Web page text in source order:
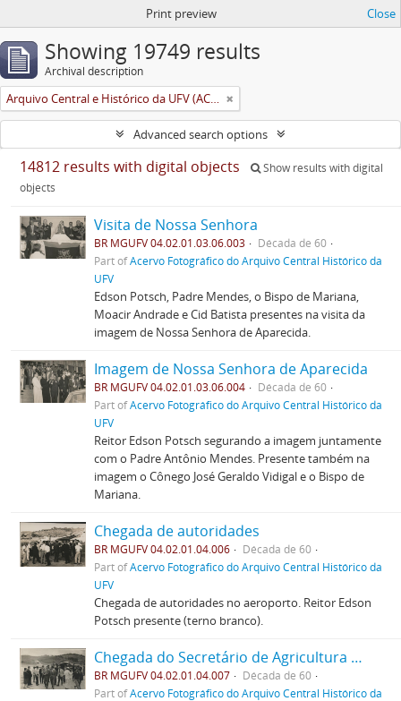
Print preview Close
Showing 19749 results
Archival description
Arquivo Central e Histórico da UFV (ACH-UFV)
Advanced search options
14812 results with digital objects
Show results with digital
objects
Visita de Nossa Senhora
BR MGUFV 04.02.01.03.06.003
Década de 60
Part ofAcervo Fotográfico do Arquivo Central Histórico da
UFV
Edson Potsch, Padre Mendes, o Bispo de Mariana,
Moacir Andrade e Cid Batista presentes na visita da
imagem de Nossa Senhora de Aparecida.
Imagem de Nossa Senhora de Aparecida
BR MGUFV 04.02.01.03.06.004
Década de 60
Part ofAcervo Fotográfico do Arquivo Central Histórico da
UFV
Reitor Edson Potsch segurando a imagem juntamente
com o Padre Antônio Mendes. Presente também na
imagem o Cônego José Geraldo Vidigal e o Bispo de
Mariana.
Chegada de autoridades
BR MGUFV 04.02.01.04.006
Década de 60
Part ofAcervo Fotográfico do Arquivo Central Histórico da
UFV
Chegada de autoridades no aeroporto. Reitor Edson
Potsch presente (terno branco).
Chegada do Secretário de Agricultura de MG, Roberto Resende no Campo de Viação da Uremg
BR MGUFV 04.02.01.04.007
Década de 60
Part ofAcervo Fotográfico do Arquivo Central Histórico da